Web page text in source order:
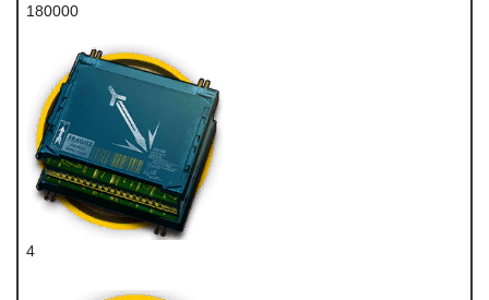
180000
4